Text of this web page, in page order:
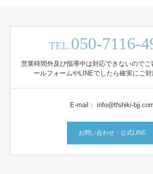
TEL.050-7116-
営業時間外及び指導中は対応できないのでご
ールフォームやLINEでしたら確実にご対
E-mail： info@tfshiki-
お問い合わせ・公式LINE